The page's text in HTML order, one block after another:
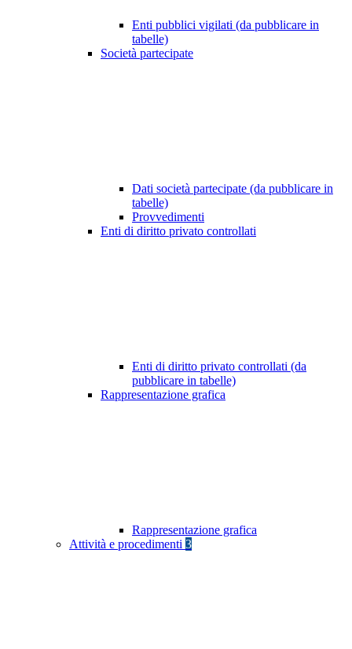
Enti pubblici vigilati (da pubblicare in
tabelle)
Società partecipate
Dati società partecipate (da pubblicare in
tabelle)
Provvedimenti
Enti di diritto privato controllati
Enti di diritto privato controllati (da
pubblicare in tabelle)
Rappresentazione grafica
Rappresentazione grafica
Attività e procedimenti 3